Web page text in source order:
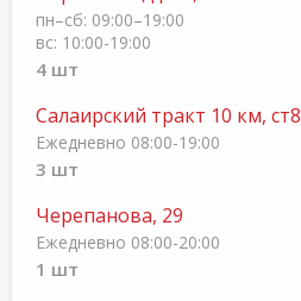
пн–сб: 09:00–19:00
вс: 10:00-19:00
4 шт
Салаирский тракт 10 км, ст8
Ежедневно 08:00-19:00
3 шт
Черепанова, 29
Ежедневно 08:00-20:00
1 шт